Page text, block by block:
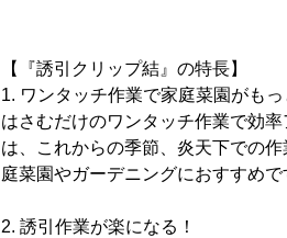
【『誘引クリップ結』の特長】
1. ワンタッチ作業で家庭菜園がも
はさむだけのワンタッチ作業で効
は、これからの季節、炎天下での
庭菜園やガーデニングにおすすめで
2. 誘引作業が楽になる！